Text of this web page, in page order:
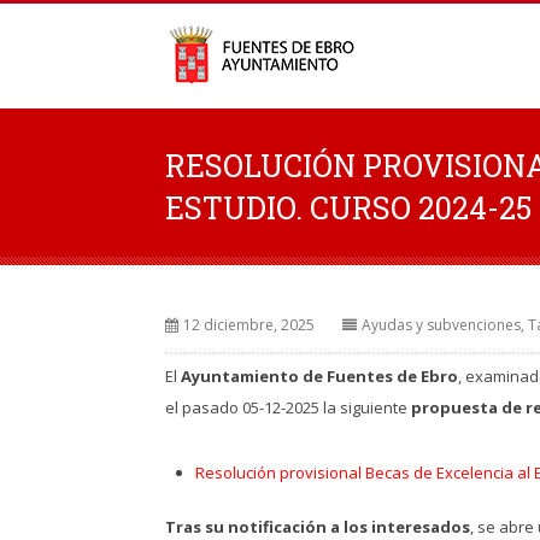
RESOLUCIÓN
ESTUDIO. CURSO 2024-25
12 diciembre, 2025 Ayudas y subvenciones,
El Ayuntamiento de Fuentes de Ebro,
el pasado 05-12-2025 la siguiente propuesta de
Resolución provisional Becas de Excelencia al
Tras su notificación a los interesados, se abre